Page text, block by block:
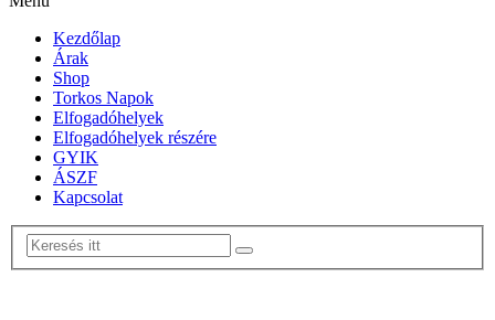
Kezdőlap
Árak
Shop
Torkos Napok
Elfogadóhelyek
Elfogadóhelyek részére
GYIK
ÁSZF
Kapcsolat